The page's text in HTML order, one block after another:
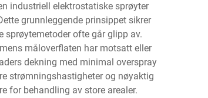
industriell elektrostatiske sprøyter
grunnleggende prinsippet sikrer
sprøytemetoder ofte går glipp av.
måloverflaten har motsatt eller
dekning med minimal overspray
strømningshastigheter og nøyaktig
for behandling av store arealer.